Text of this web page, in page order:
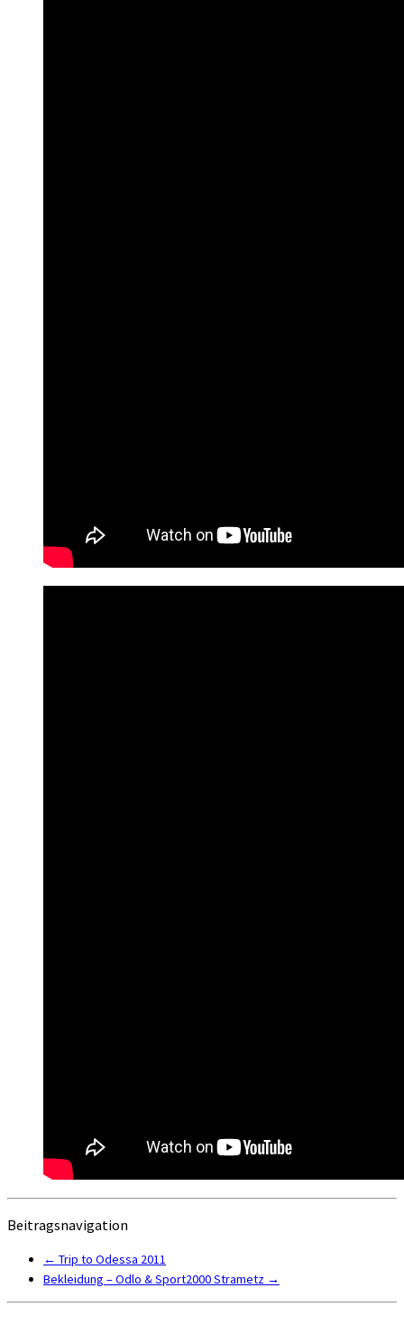
Beitragsnavigation
← Trip to Odessa 2011
Bekleidung – Odlo & Sport2000 Strametz →